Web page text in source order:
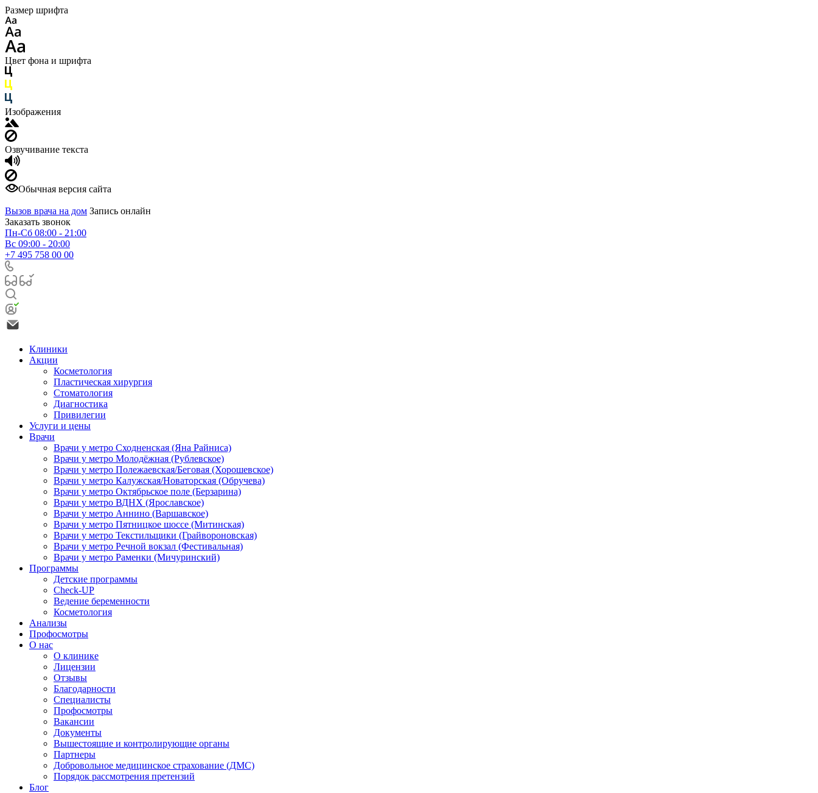
Размер шрифта
Цвет фона и шрифта
Изображения
Озвучивание текста
Обычная версия сайта
Вызов врача на дом Запись онлайн
Заказать звонок
Пн-Сб 08:00 - 21:00
Вс 09:00 - 20:00
+7 495 758 00 00
Клиники
Акции
Косметология
Пластическая хирургия
Стоматология
Диагностика
Привилегии
Услуги и цены
Врачи
Врачи у метро Сходненская (Яна Райниса)
Врачи у метро Молодёжная (Рублевское)
Врачи у метро Полежаевская/Беговая (Хорошевское)
Врачи у метро Калужская/Новаторская (Обручева)
Врачи у метро Октябрьское поле (Берзарина)
Врачи у метро ВДНХ (Ярославское)
Врачи у метро Аннино (Варшавское)
Врачи у метро Пятницкое шоссе (Митинская)
Врачи у метро Текстильщики (Грайвороновская)
Врачи у метро Речной вокзал (Фестивальная)
Врачи у метро Раменки (Мичуринский)
Программы
Детские программы
Check-UP
Ведение беременности
Косметология
Анализы
Профосмотры
О нас
О клинике
Лицензии
Отзывы
Благодарности
Специалисты
Профосмотры
Вакансии
Документы
Вышестоящие и контролирующие органы
Партнеры
Добровольное медицинское страхование (ДМС)
Порядок рассмотрения претензий
Блог